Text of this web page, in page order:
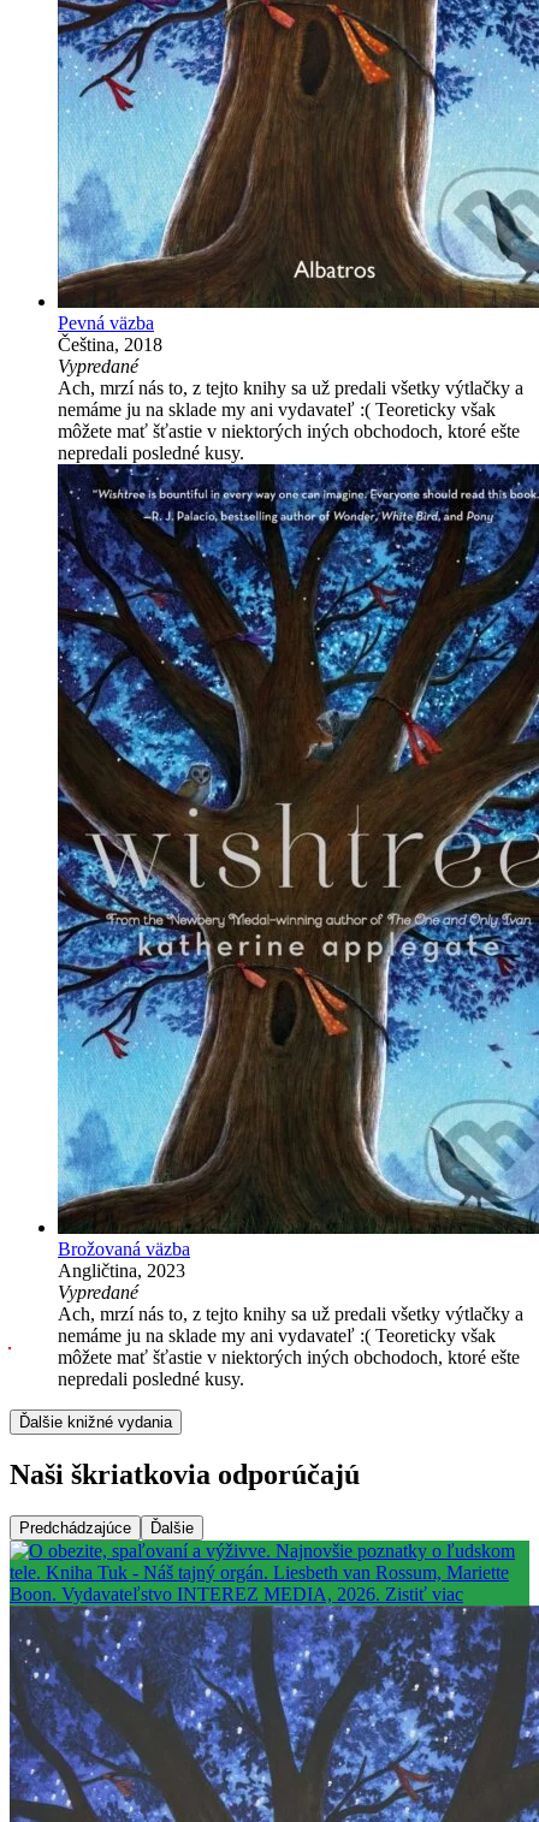
Pevná väzba
Čeština, 2018
Vypredané
Ach, mrzí nás to, z tejto knihy sa už predali všetky výtlačky a
nemáme ju na sklade my ani vydavateľ :( Teoreticky však
môžete mať šťastie v niektorých iných obchodoch, ktoré ešte
nepredali posledné kusy.
Brožovaná väzba
Angličtina, 2023
Vypredané
Ach, mrzí nás to, z tejto knihy sa už predali všetky výtlačky a
nemáme ju na sklade my ani vydavateľ :( Teoreticky však
môžete mať šťastie v niektorých iných obchodoch, ktoré ešte
nepredali posledné kusy.
Ďalšie knižné vydania
Naši škriatkovia odporúčajú
Predchádzajúce Ďalšie